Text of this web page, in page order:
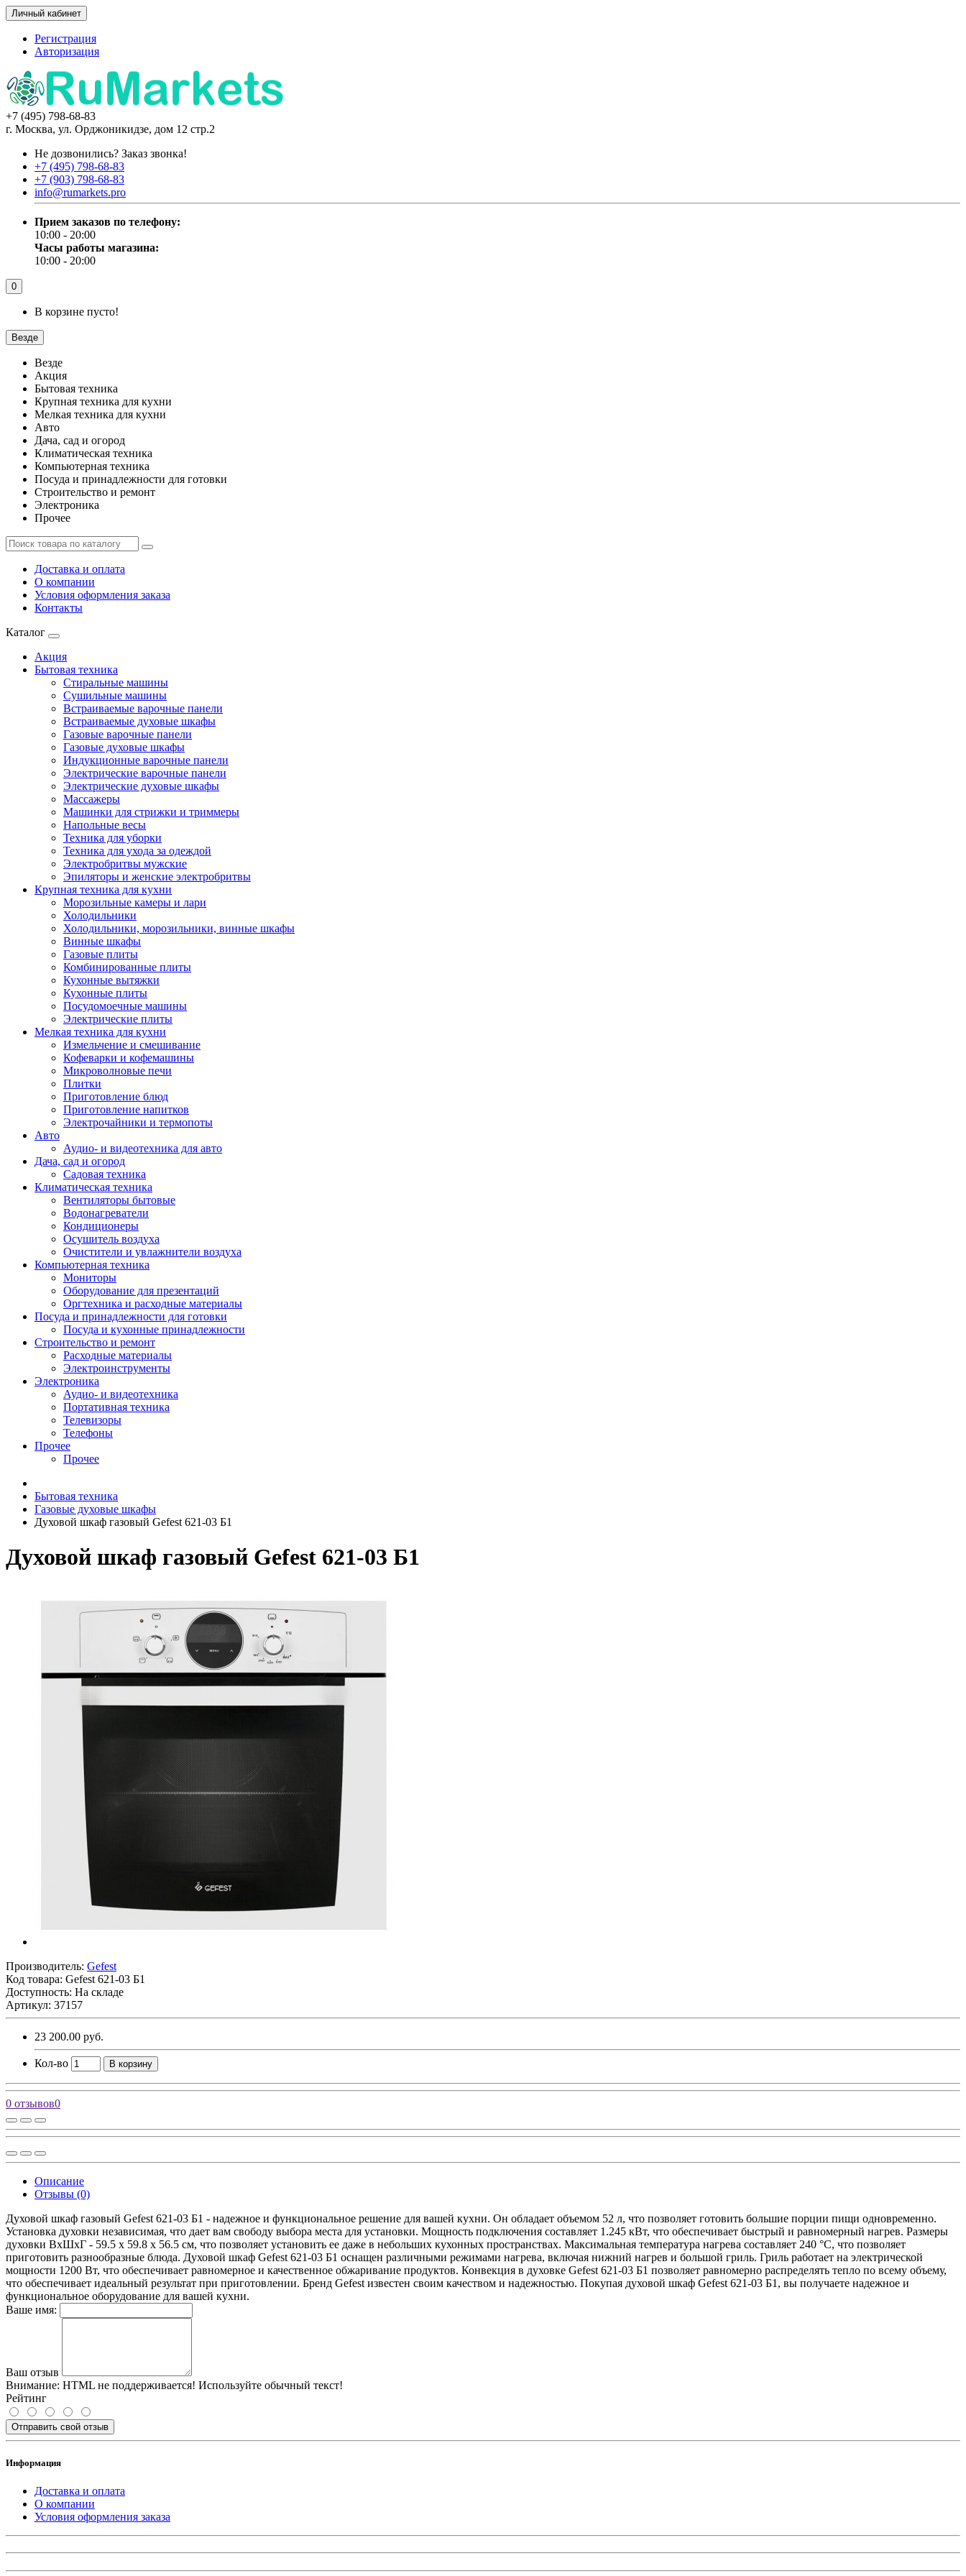
Личный кабинет
Регистрация
Авторизация
+7 (495) 798-68-83
г. Москва, ул. Орджоникидзе, дом 12 стр.2
Не дозвонились? Заказ звонка!
+7 (495) 798-68-83
+7 (903) 798-68-83
info@rumarkets.pro
Прием заказов по телефону:
10:00 - 20:00
Часы работы магазина:
10:00 - 20:00
0
В корзине пусто!
Везде
Везде
Акция
Бытовая техника
Крупная техника для кухни
Мелкая техника для кухни
Авто
Дача, сад и огород
Климатическая техника
Компьютерная техника
Посуда и принадлежности для готовки
Строительство и ремонт
Электроника
Прочее
Доставка и оплата
О компании
Условия оформления заказа
Контакты
Каталог
Акция
Бытовая техника
Стиральные машины
Сушильные машины
Встраиваемые варочные панели
Встраиваемые духовые шкафы
Газовые варочные панели
Газовые духовые шкафы
Индукционные варочные панели
Электрические варочные панели
Электрические духовые шкафы
Массажеры
Машинки для стрижки и триммеры
Напольные весы
Техника для уборки
Техника для ухода за одеждой
Электробритвы мужские
Эпиляторы и женские электробритвы
Крупная техника для кухни
Морозильные камеры и лари
Холодильники
Холодильники, морозильники, винные шкафы
Винные шкафы
Газовые плиты
Комбинированные плиты
Кухонные вытяжки
Кухонные плиты
Посудомоечные машины
Электрические плиты
Мелкая техника для кухни
Измельчение и смешивание
Кофеварки и кофемашины
Микроволновые печи
Плитки
Приготовление блюд
Приготовление напитков
Электрочайники и термопоты
Авто
Аудио- и видеотехника для авто
Дача, сад и огород
Садовая техника
Климатическая техника
Вентиляторы бытовые
Водонагреватели
Кондиционеры
Осушитель воздуха
Очистители и увлажнители воздуха
Компьютерная техника
Мониторы
Оборудование для презентаций
Оргтехника и расходные материалы
Посуда и принадлежности для готовки
Посуда и кухонные принадлежности
Строительство и ремонт
Расходные материалы
Электроинструменты
Электроника
Аудио- и видеотехника
Портативная техника
Телевизоры
Телефоны
Прочее
Прочее
Бытовая техника
Газовые духовые шкафы
Духовой шкаф газовый Gefest 621-03 Б1
Духовой шкаф газовый Gefest 621-03 Б1
Производитель: Gefest
Код товара: Gefest 621-03 Б1
Доступность: На складе
Артикул: 37157
23 200.00 руб.
Кол-во В корзину
0 отзывов0
Описание
Отзывы (0)
Духовой шкаф газовый Gefest 621-03 Б1 - надежное и функциональное решение для вашей кухни. Он обладает объемом 52 л, что позволяет готовить большие порции пищи одновременно.
Установка духовки независимая, что дает вам свободу выбора места для установки. Мощность подключения составляет 1.245 кВт, что обеспечивает быстрый и равномерный нагрев. Размеры
духовки ВхШхГ - 59.5 х 59.8 x 56.5 см, что позволяет установить ее даже в небольших кухонных пространствах. Максимальная температура нагрева составляет 240 °C, что позволяет
приготовить разнообразные блюда. Духовой шкаф Gefest 621-03 Б1 оснащен различными режимами нагрева, включая нижний нагрев и большой гриль. Гриль работает на электрической
мощности 1200 Вт, что обеспечивает равномерное и качественное обжаривание продуктов. Конвекция в духовке Gefest 621-03 Б1 позволяет равномерно распределять тепло по всему объему,
что обеспечивает идеальный результат при приготовлении. Бренд Gefest известен своим качеством и надежностью. Покупая духовой шкаф Gefest 621-03 Б1, вы получаете надежное и
функциональное оборудование для вашей кухни.
Ваше имя:
Ваш отзыв
Внимание: HTML не поддерживается! Используйте обычный текст!
Рейтинг
Отправить свой отзыв
Информация
Доставка и оплата
О компании
Условия оформления заказа